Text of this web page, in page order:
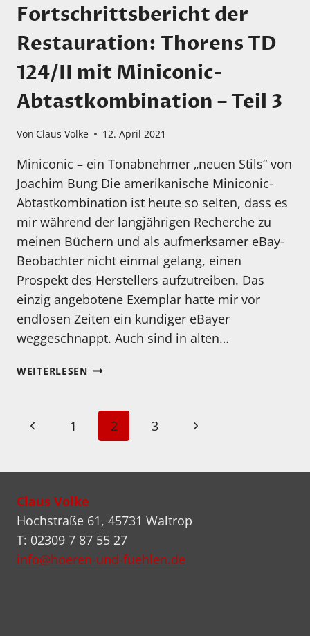
Fortschrittsbericht der
Restauration: Thorens TD
124/II mit Miniconic-
Abtastkombination – Teil 3
Von Claus Volke 12. April 2021
Miniconic – ein Tonabnehmer „neuen Stils“ von
Joachim Bung Die amerikanische Miniconic-
Abtastkombination ist heute so selten, dass es
mir während der langjährigen Recherche zu
meinen Büchern und als aufmerksamer eBay-
Beobachter nicht einmal gelang, einen
Prospekt des Herstellers aufzutreiben. Das
einzig angebotene Exemplar hatte mir vor
endlosen Zeiten ein kundiger eBayer
weggeschnappt. Auch sind in alten…
WEITERLESENFORTSCHRITTSBERICHT
THORENS
–
TEIL
3
Seitennavigation
Vorherige
1 2 3
Nächste
Claus Volke
Hochstraße 61, 45731 Waltrop
T: 02309 7 87 55 27
info@hoeren-und-fuehlen.de